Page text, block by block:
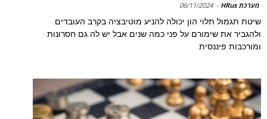
מערכת HRus -
06/11/2024
שיטת תגמול תלוי הון יכולה להניע מוטיבציה בקרב העובדים
ולהגביר את שימורם על פני כמה שנים אבל יש לה גם חסרונות
ומורכבות פיננסית